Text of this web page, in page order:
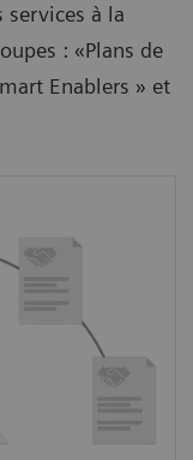
services à la
: «Plans de
Enablers » et